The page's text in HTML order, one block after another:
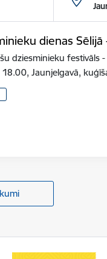
dienas Sēlijā
dziesminieku festivāls
Jaunjelgavā,